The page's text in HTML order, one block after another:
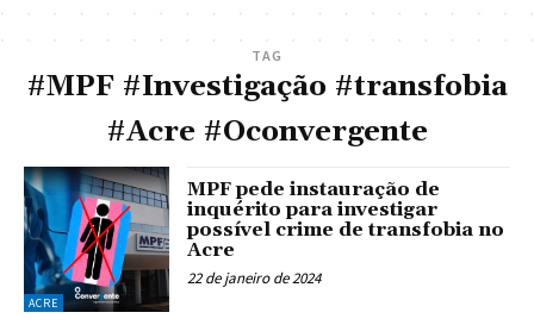
TAG
#MPF #Investigação #transfobia
#Acre #Oconvergente
ACRE
MPF pede instauração de
inquérito para investigar
possível crime de transfobia no
Acre
22 de janeiro de 2024